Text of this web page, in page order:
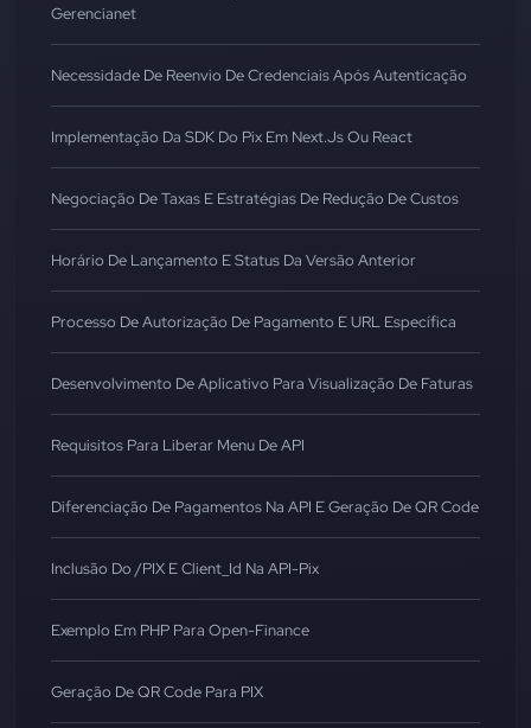
Gerencianet
Necessidade De Reenvio De Credenciais Após Autenticação
Implementação Da SDK Do Pix Em Next.js Ou React
Negociação De Taxas E Estratégias De Redução De Custos
Horário De Lançamento E Status Da Versão Anterior
Processo De Autorização De Pagamento E URL Específica
Desenvolvimento De Aplicativo Para Visualização De Faturas
Requisitos Para Liberar Menu De API
Diferenciação De Pagamentos Na API E Geração De QR Code
Inclusão Do /PIX E Client_Id Na API-Pix
Exemplo Em PHP Para Open-Finance
Geração De QR Code Para PIX